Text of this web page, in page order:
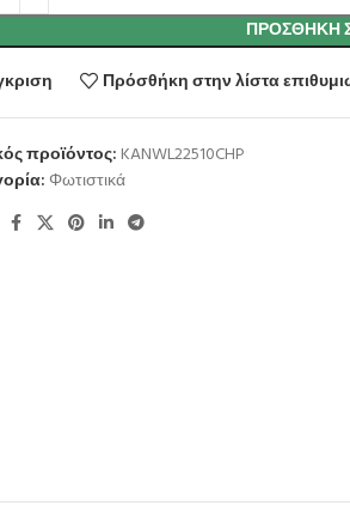
ΠΡΟΣΘΉΚΗ
Πρόσθήκη στην λίστα
προϊόντος: KANWL22510CHP
Φωτιστικά